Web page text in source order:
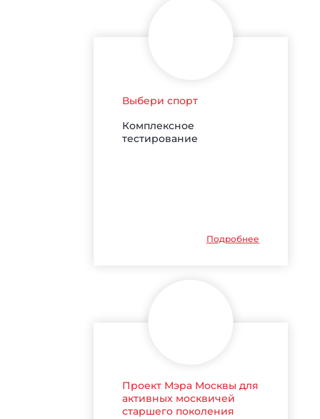
Выбери спорт
Комплексное
тестирование
Подробнее
Проект Мэра Москвы для
активных москвичей
старшего поколения